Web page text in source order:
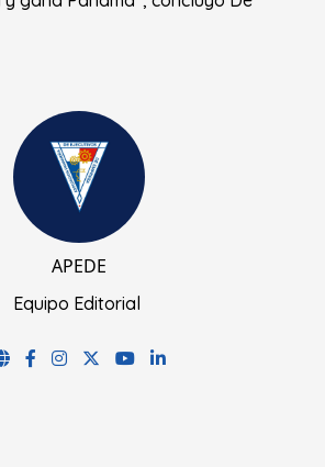
APEDE
Equipo Editorial